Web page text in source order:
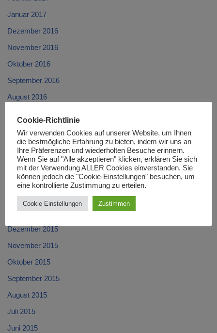
Januar 2017
Dezember 2016
November 2016
Oktober 2016
September 2016
August 2016
Juni 2016
Mai 2016
April 2016
März 2016
Februar 2016
Januar 2016
Dezember 2015
November 2015
Oktober 2015
September 2015
August 2015
Juli 2015
Juni 2015
Cookie-Richtlinie
Wir verwenden Cookies auf unserer Website, um Ihnen
die bestmögliche Erfahrung zu bieten, indem wir uns an
Ihre Präferenzen und wiederholten Besuche erinnern.
Wenn Sie auf "Alle akzeptieren" klicken, erklären Sie sich
mit der Verwendung ALLER Cookies einverstanden. Sie
können jedoch die "Cookie-Einstellungen" besuchen, um
eine kontrollierte Zustimmung zu erteilen.
Cookie Einstellungen Zustimmen